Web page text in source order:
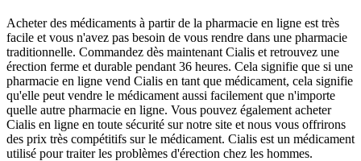
Acheter des médicaments à partir de la pharmacie en ligne est très
facile et vous n'avez pas besoin de vous rendre dans une pharmacie
traditionnelle. Commandez dès maintenant Cialis et retrouvez une
érection ferme et durable pendant 36 heures. Cela signifie que si une
pharmacie en ligne vend Cialis en tant que médicament, cela signifie
qu'elle peut vendre le médicament aussi facilement que n'importe
quelle autre pharmacie en ligne. Vous pouvez également acheter
Cialis en ligne en toute sécurité sur notre site et nous vous offrirons
des prix très compétitifs sur le médicament. Cialis est un médicament
utilisé pour traiter les problèmes d'érection chez les hommes.